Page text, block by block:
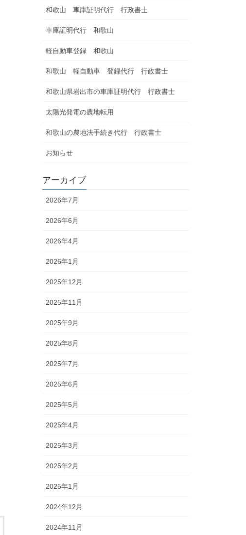
和歌山 車庫証明代行 行政書士
車庫証明代行 和歌山
軽自動車登録 和歌山
和歌山 軽自動車 登録代行 行政書士
和歌山県岩出市の車庫証明代行 行政書士
太陽光発電の農地転用
和歌山の農地法手続き代行 行政書士
お知らせ
アーカイブ
2026年7月
2026年6月
2026年4月
2026年1月
2025年12月
2025年11月
2025年9月
2025年8月
2025年7月
2025年6月
2025年5月
2025年4月
2025年3月
2025年2月
2025年1月
2024年12月
2024年11月